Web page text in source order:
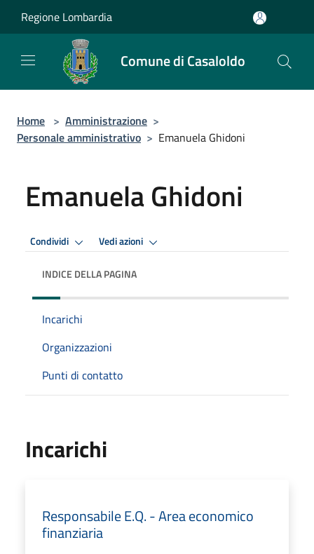
Regione Lombardia
Comune di Casaloldo
Home > Amministrazione >
Personale amministrativo > Emanuela Ghidoni
Emanuela Ghidoni
Condividi Vedi azioni
INDICE DELLA PAGINA
Incarichi
Organizzazioni
Punti di contatto
Incarichi
Responsabile E.Q. - Area economico
finanziaria